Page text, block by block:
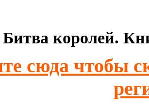
королей.
сюда чтобы